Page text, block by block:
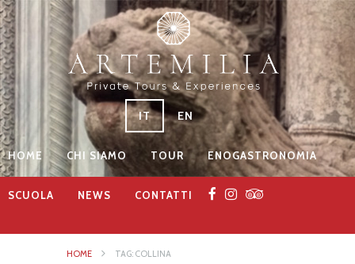
IT EN
HOME CHI SIAMO TOUR ENOGASTRONOMIA
SCUOLA NEWS CONTATTI
HOME TAG: COLLINA